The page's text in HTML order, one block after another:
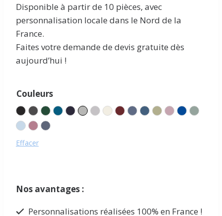
Disponible à partir de 10 pièces, avec
personnalisation locale dans le Nord de la
France.
Faites votre demande de devis gratuite dès
aujourd’hui !
Couleurs
BlackBlack Melange
Bottle Green
Deep Sea Blue
French Navy
Grey Mist
Heather Grey
IvoryMaroon
Navy Melange
Ocean Blue
Pistacchio
Rose Pink
Royal
Sage
Sky Blue
Soft Mulberry
Stone Blue
Effacer
Nos avantages :
Personnalisations réalisées 100% en France !